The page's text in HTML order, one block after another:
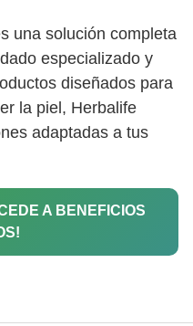
una solución completa
especializado y
diseñados para
la piel, Herbalife
adaptadas a tus
A BENEFICIOS